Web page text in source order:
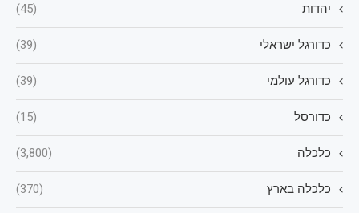
יהדות (45)
כדורגל ישראלי (39)
כדורגל עולמי (39)
כדורסל (15)
כלכלה (3,800)
כלכלה בארץ (370)